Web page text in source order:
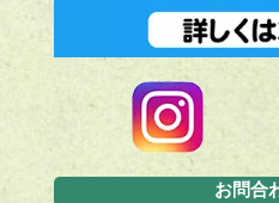
お問合